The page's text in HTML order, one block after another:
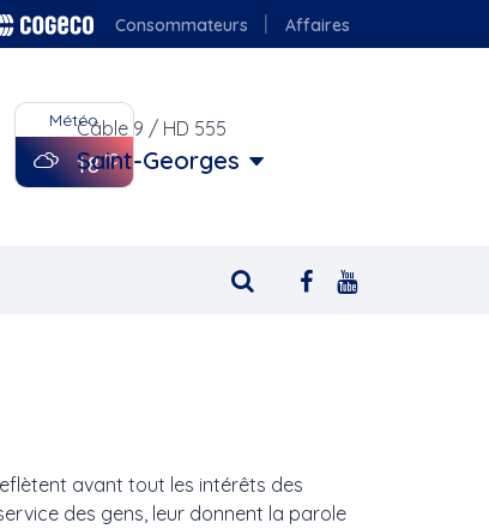
Consommateurs Affaires
Météo
18
Câble 9 / HD 555
Saint-Georges
avant tout les intérêts des
des gens, leur donnent la parole